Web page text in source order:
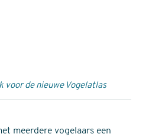
voor de nieuwe Vogelatlas
meerdere vogelaars een